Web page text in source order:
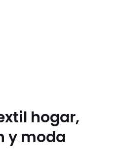
hogar,
y moda